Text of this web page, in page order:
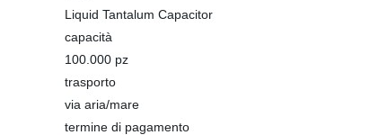
Liquid Tantalum Capacitor
capacità
100.000 pz
trasporto
via aria/mare
termine di pagamento